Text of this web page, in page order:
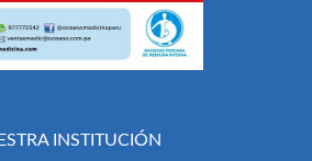
INSTITUCIÓN